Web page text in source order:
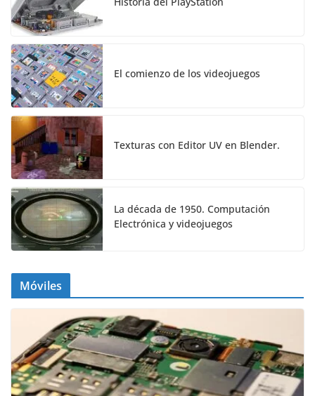
El comienzo de los videojuegos
Texturas con Editor UV en Blender.
La década de 1950. Computación
Electrónica y videojuegos
Móviles